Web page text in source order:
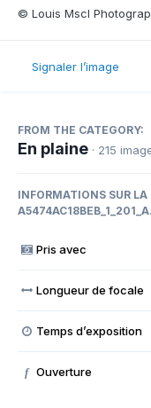
© Louis Mscl
Signaler l’image
FROM THE CATEGORY:
En plaine · 215
INFORMATIONS SUR
Pris avec
Longueur de focale
Temps d’exposition
f Ouverture